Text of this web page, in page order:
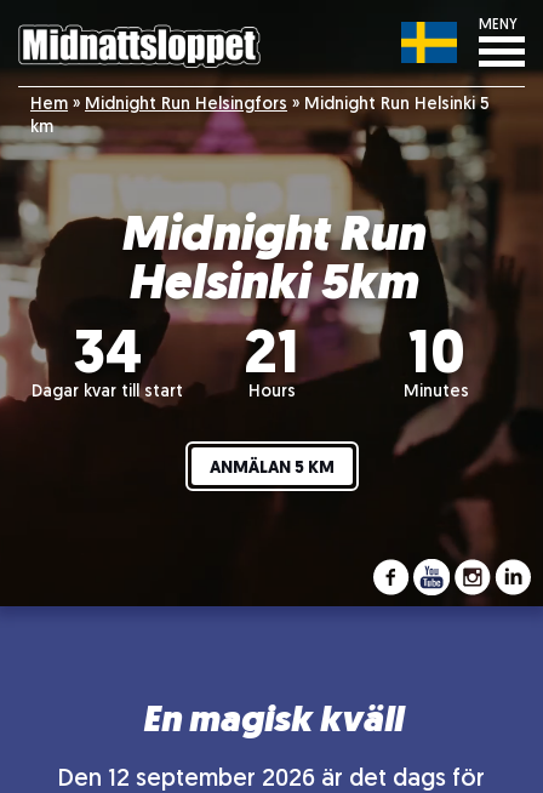
MENY
Hem » Midnight Run Helsingfors » Midnight Run Helsinki 5
km
Midnight Run
Helsinki 5km
34
Dagar kvar till start
21
Hours
10
Minutes
ANMÄLAN 5 KM
En magisk kväll
Den 12 september 2026 är det dags för